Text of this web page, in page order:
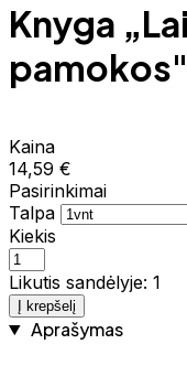
Knyga
pamokos"
Kaina
14,59 €
Pasirinkimai
Talpa
Kiekis
Likutis sandėlyje: 1
Į krepšelį
Aprašymas